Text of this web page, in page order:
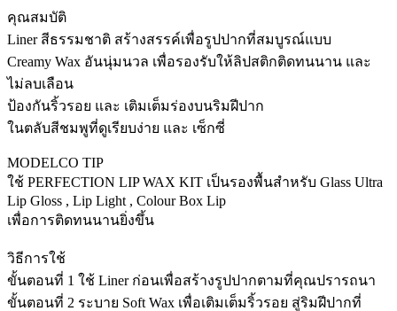
คุณสมบัติ
Liner สีธรรมชาติ สร้างสรรค์เพื่อรูปปากที่สมบูรณ์แบบ
Creamy Wax อันนุ่มนวล เพื่อรองรับให้ลิปสติกติดทนนาน และ
ไม่ลบเลือน
ป้องกันริ้วรอย และ เติมเต็มร่องบนริมฝีปาก
ในตลับสีชมพูที่ดูเรียบง่าย และ เซ็กซี่
MODELCO TIP
ใช้ PERFECTION LIP WAX KIT เป็นรองพื้นสำหรับ Glass Ultra
Lip Gloss , Lip Light , Colour Box Lip
เพื่อการติดทนนานยิ่งขึ้น
วิธีการใช้
ขั้นตอนที่ 1 ใช้ Liner ก่อนเพื่อสร้างรูปปากตามที่คุณปรารถนา
ขั้นตอนที่ 2 ระบาย Soft Wax เพื่อเติมเต็มริ้วรอย สู่ริมฝีปากที่